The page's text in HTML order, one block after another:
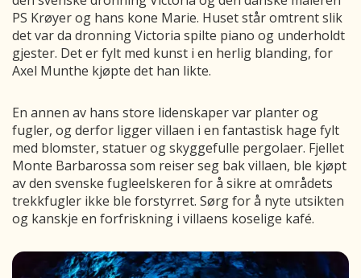
PS Krøyer og hans kone Marie. Huset står omtrent slik
det var da dronning Victoria spilte piano og underholdt
gjester. Det er fylt med kunst i en herlig blanding, for
Axel Munthe kjøpte det han likte.
En annen av hans store lidenskaper var planter og
fugler, og derfor ligger villaen i en fantastisk hage fylt
med blomster, statuer og skyggefulle pergolaer. Fjellet
Monte Barbarossa som reiser seg bak villaen, ble kjøpt
av den svenske fugleelskeren for å sikre at områdets
trekkfugler ikke ble forstyrret. Sørg for å nyte utsikten
og kanskje en forfriskning i villaens koselige kafé.